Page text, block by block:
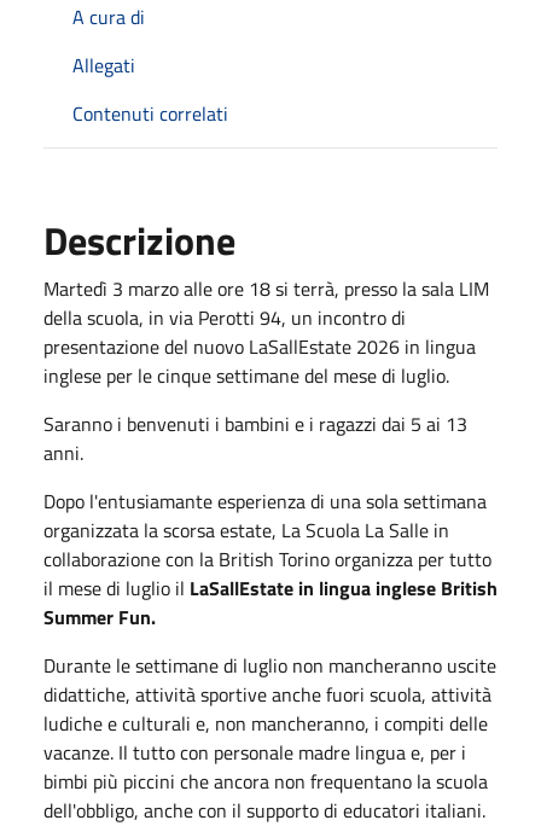
A cura di
Allegati
Contenuti correlati
Descrizione
Martedì 3 marzo alle ore 18 si terrà, presso la sala LIM
della scuola, in via Perotti 94, un incontro di
presentazione del nuovo LaSallEstate 2026 in lingua
inglese per le cinque settimane del mese di luglio.
Saranno i benvenuti i bambini e i ragazzi dai 5 ai 13
anni.
Dopo l'entusiamante esperienza di una sola settimana
organizzata la scorsa estate, La Scuola La Salle in
collaborazione con la British Torino organizza per tutto
il mese di luglio il LaSallEstate in lingua inglese British
Summer Fun.
Durante le settimane di luglio non mancheranno uscite
didattiche, attività sportive anche fuori scuola, attività
ludiche e culturali e, non mancheranno, i compiti delle
vacanze. Il tutto con personale madre lingua e, per i
bimbi più piccini che ancora non frequentano la scuola
dell'obbligo, anche con il supporto di educatori italiani.